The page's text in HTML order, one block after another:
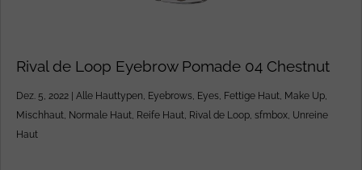
Rival de Loop Eyebrow Pomade 04 Chestnut
Dez. 5, 2022 | Alle Hauttypen, Eyebrows, Eyes, Fettige Haut, Make Up,
Mischhaut, Normale Haut, Reife Haut, Rival de Loop, sfmbox, Unreine
Haut